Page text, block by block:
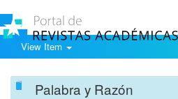
View Item
Palabra y Razón